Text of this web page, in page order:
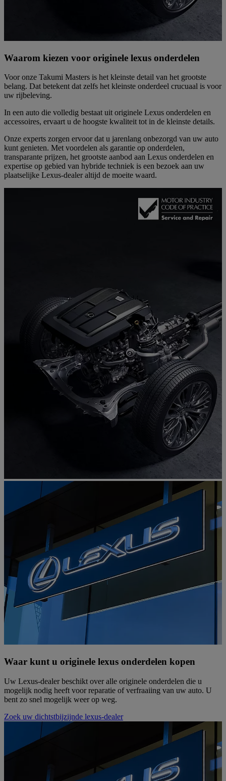
Waarom kiezen voor originele lexus onderdelen
Voor onze Takumi Masters is het kleinste detail van het grootste
belang. Dat betekent dat zelfs het kleinste onderdeel crucuaal is voor
uw rijbeleving.
In een auto die volledig bestaat uit originele Lexus onderdelen en
accessoires, ervaart u de hoogste kwaliteit tot in de kleinste details.
Onze experts zorgen ervoor dat u jarenlang onbezorgd van uw auto
kunt genieten. Met voordelen als garantie op onderdelen,
transparante prijzen, het grootste aanbod aan Lexus onderdelen en
expertise op gebied van hybride techniek is een bezoek aan uw
plaatselijke Lexus-dealer altijd de moeite waard.
Waar kunt u originele lexus onderdelen kopen
Uw Lexus-dealer beschikt over alle originele onderdelen die u
mogelijk nodig heeft voor reparatie of verfraaiing van uw auto. U
bent zo snel mogelijk weer op weg.
Zoek uw dichtstbijzijnde lexus-dealer